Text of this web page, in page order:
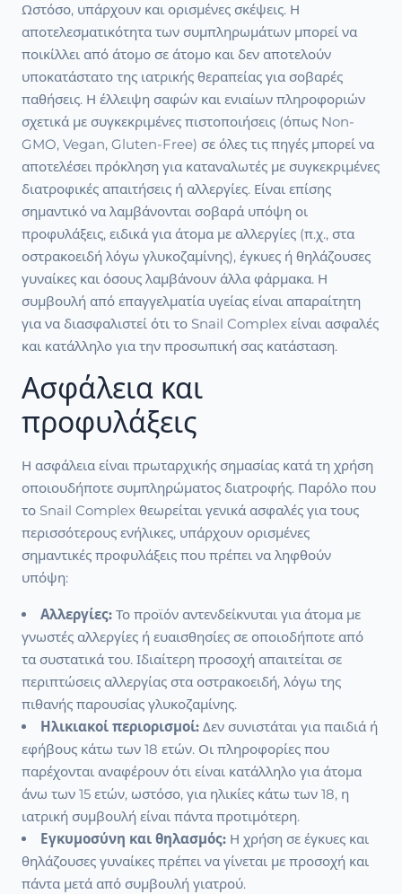
Ωστόσο, υπάρχουν και ορισμένες σκέψεις. Η
αποτελεσματικότητα των συμπληρωμάτων μπορεί να
ποικίλλει από άτομο σε άτομο και δεν αποτελούν
υποκατάστατο της ιατρικής θεραπείας για σοβαρές
παθήσεις. Η έλλειψη σαφών και ενιαίων πληροφοριών
σχετικά με συγκεκριμένες πιστοποιήσεις (όπως Non-
GMO, Vegan, Gluten-Free) σε όλες τις πηγές μπορεί να
αποτελέσει πρόκληση για καταναλωτές με συγκεκριμένες
διατροφικές απαιτήσεις ή αλλεργίες. Είναι επίσης
σημαντικό να λαμβάνονται σοβαρά υπόψη οι
προφυλάξεις, ειδικά για άτομα με αλλεργίες (π.χ., στα
οστρακοειδή λόγω γλυκοζαμίνης), έγκυες ή θηλάζουσες
γυναίκες και όσους λαμβάνουν άλλα φάρμακα. Η
συμβουλή από επαγγελματία υγείας είναι απαραίτητη
για να διασφαλιστεί ότι το Snail Complex είναι ασφαλές
και κατάλληλο για την προσωπική σας κατάσταση.
Ασφάλεια και
προφυλάξεις
Η ασφάλεια είναι πρωταρχικής σημασίας κατά τη χρήση
οποιουδήποτε συμπληρώματος διατροφής. Παρόλο που
το Snail Complex θεωρείται γενικά ασφαλές για τους
περισσότερους ενήλικες, υπάρχουν ορισμένες
σημαντικές προφυλάξεις που πρέπει να ληφθούν
υπόψη:
Αλλεργίες: Το προϊόν αντενδείκνυται για άτομα με
γνωστές αλλεργίες ή ευαισθησίες σε οποιοδήποτε από
τα συστατικά του. Ιδιαίτερη προσοχή απαιτείται σε
περιπτώσεις αλλεργίας στα οστρακοειδή, λόγω της
πιθανής παρουσίας γλυκοζαμίνης.
Ηλικιακοί περιορισμοί: Δεν συνιστάται για παιδιά ή
εφήβους κάτω των 18 ετών. Οι πληροφορίες που
παρέχονται αναφέρουν ότι είναι κατάλληλο για άτομα
άνω των 15 ετών, ωστόσο, για ηλικίες κάτω των 18, η
ιατρική συμβουλή είναι πάντα προτιμότερη.
Εγκυμοσύνη και θηλασμός: Η χρήση σε έγκυες και
θηλάζουσες γυναίκες πρέπει να γίνεται με προσοχή και
πάντα μετά από συμβουλή γιατρού.